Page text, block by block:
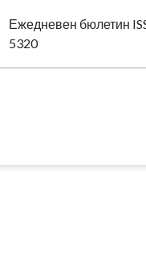
Ежедневен бюлетин
5320